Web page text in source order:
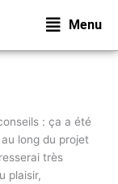
Menu
: ça a été
long du projet
très
plaisir,